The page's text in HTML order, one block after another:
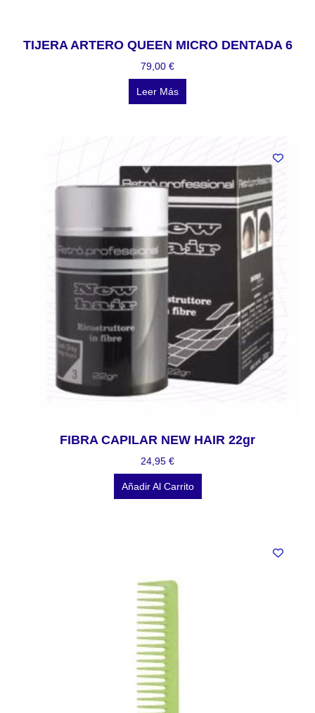
TIJERA ARTERO QUEEN MICRO DENTADA 6
79,00 €
Leer Más
FIBRA CAPILAR NEW HAIR 22gr
24,95 €
Añadir Al Carrito